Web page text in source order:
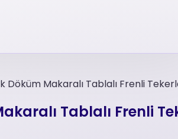
Döküm Makaralı Tablalı Frenli
Tablalı Frenli